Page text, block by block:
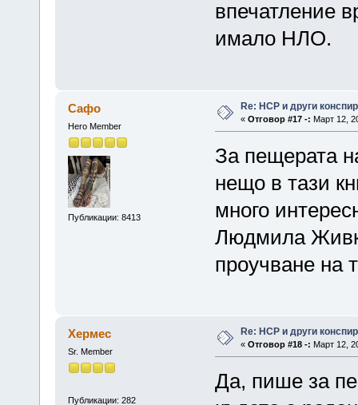
впечатление
имало НЛО.
Сафо
Hero Member
Публикации: 8413
Re: НСР и други
« Отговор #17 -: Март 12,
За пещерата
нещо в тази
много
Людмила
проучване на
Хермес
Sr. Member
Публикации: 282
Re: НСР и други
« Отговор #18 -: Март 12,
Да, пише за